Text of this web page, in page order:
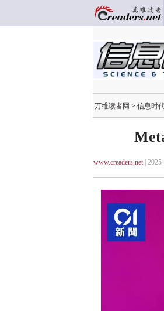
万维读者网 > 信息时
www.creaders.net|